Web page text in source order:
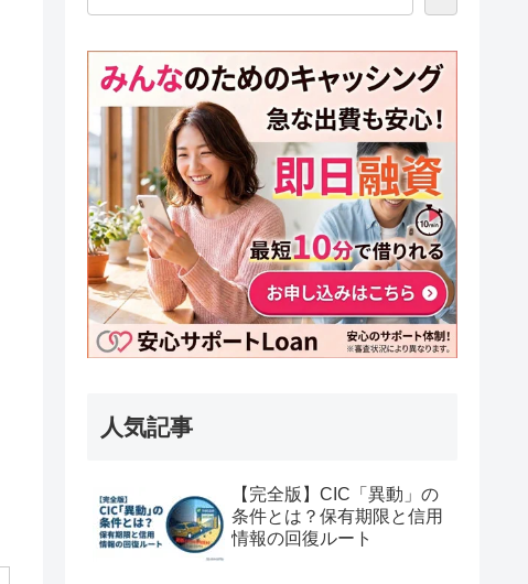
人気記事
【完全版】CIC「異動」の
条件とは？保有期限と信用
情報の回復ルート